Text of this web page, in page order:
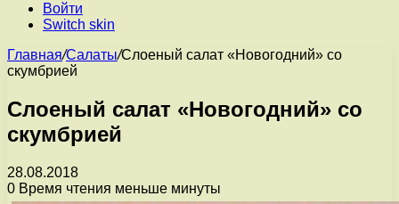
Войти
Switch skin
Главная/Салаты/Слоеный салат «Новогодний» со
скумбрией
Слоеный салат «Новогодний» со
скумбрией
28.08.2018
0 Время чтения меньше минуты